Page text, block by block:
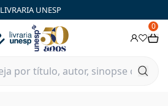
LIVRARIA UNESP
0